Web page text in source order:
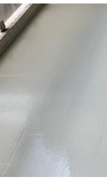
PRO
pour
imperméabiliser
les
murs
? »